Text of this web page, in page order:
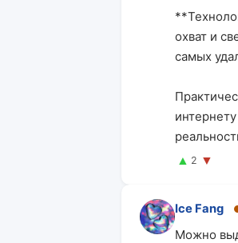
охват и
самых
▲ 2 ▼
Ice Fang
Можно